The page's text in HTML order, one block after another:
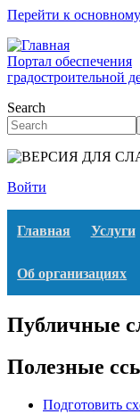
Перейти к
Портал обеспечения
градостроительной
Search
Войти
Главная Услуги
Об организациях
Публичные
Полезные
Подготовить